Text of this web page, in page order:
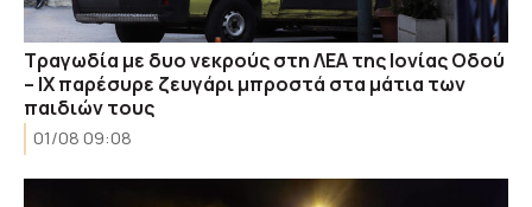
Tραγωδία με δυο νεκρούς στη ΛΕΑ της Ιονίας Οδού
– ΙΧ παρέσυρε ζευγάρι μπροστά στα μάτια των
παιδιών τους
01/08 09:08